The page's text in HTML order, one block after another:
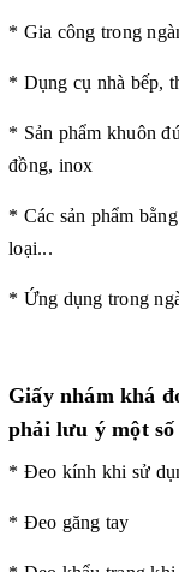
* Gia công trong
* Dụng cụ nhà bếp,
* Sản phẩm khuôn
đồng, inox
* Các sản phẩm
loại...
* Ứng dụng trong
Giấy nhám khá
phải lưu ý một số
* Đeo kính khi sử
* Đeo găng tay